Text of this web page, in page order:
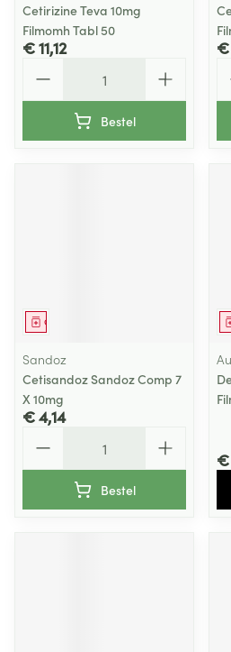
Cetirizine Teva 10mg
Filmomh Tabl 50
€ 11,12
Bestel
€
Geneesmiddel
Sandoz
Cetisandoz Sandoz Comp 7
X 10mg
€ 4,14
Bestel
€